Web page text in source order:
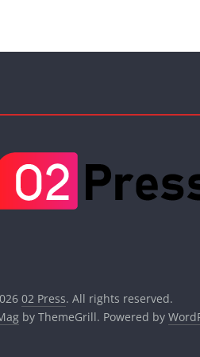
02 Press. All rights reserved.
by ThemeGrill. Powered by